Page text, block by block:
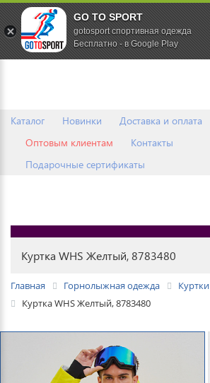
Каталог Новинки Доставка и оплата
Оптовым клиентам
Контакты
Подарочные сертификаты
Куртка WHS Желтый, 8783480
Главная Горнолыжная одежда
Куртки
Куртка WHS Желтый, 8783480
GO TO SPORT
gotosport спортивная одежда
Бесплатно - в Google Play